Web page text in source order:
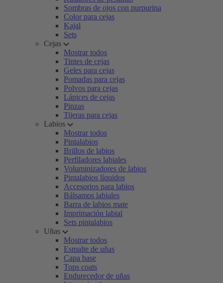
Sombras de ojos con purpurina
Color para cejas
Kajal
Sets
Cejas
Mostrar todos
Tintes de cejas
Geles para cejas
Pomadas para cejas
Polvos para cejas
Lápices de cejas
Pinzas
Tijeras para cejas
Labios
Mostrar todos
Pintalabios
Brillos de labios
Perfiladores labiales
Voluminizadores de labios
Pintalabios líquidos
Accesorios para labios
Bálsamos labiales
Barra de labios mate
Imprimación labial
Sets pintalabios
Uñas
Mostrar todos
Esmalte de uñas
Capa base
Tops coats
Endurecedor de uñas